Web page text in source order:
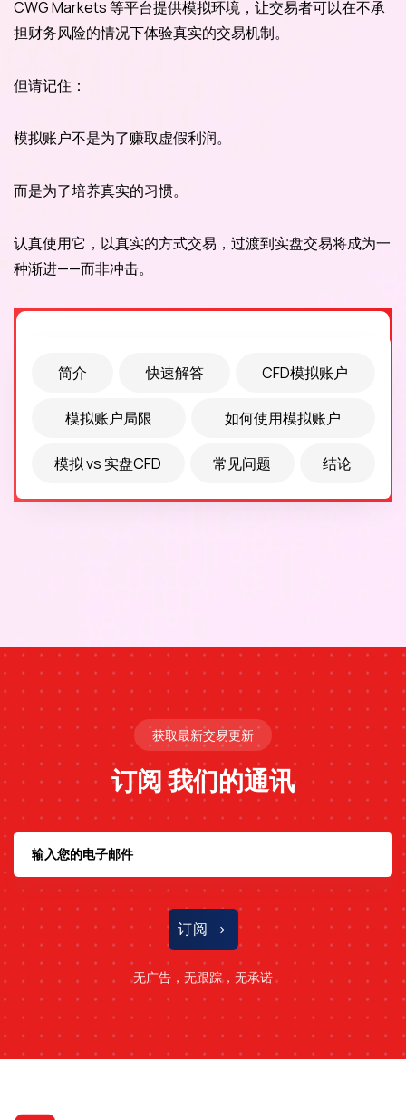
CWG Markets 等平台提供模拟环境，让交易者可以在不承
担财务风险的情况下体验真实的交易机制。
但请记住：
模拟账户不是为了赚取虚假利润。
而是为了培养真实的习惯。
认真使用它，以真实的方式交易，过渡到实盘交易将成为一
种渐进——而非冲击。
简介 快速解答 CFD模拟账户
模拟账户局限 如何使用模拟账户
模拟 vs 实盘CFD 常见问题 结论
获取最新交易更新
订阅我们的通讯
订阅
无广告，无跟踪，无承诺